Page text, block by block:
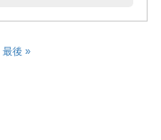
最後 »